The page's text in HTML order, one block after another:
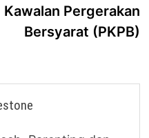
Kawalan Pergerakan
Bersyarat (PKPB)